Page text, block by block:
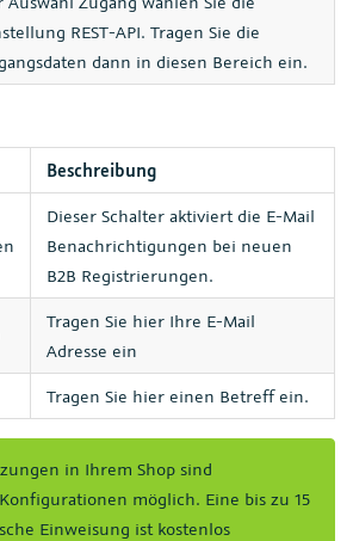
REST-API. Tragen Sie die
dann in diesen Bereich ein.
Beschreibung
Dieser Schalter aktiviert die E-Mail
Benachrichtigungen bei neuen
B2B Registrierungen.
Tragen Sie hier Ihre E-Mail
Adresse ein
Tragen Sie hier einen Betreff ein.
in Ihrem Shop sind
möglich. Eine bis zu 15
Einweisung ist kostenlos